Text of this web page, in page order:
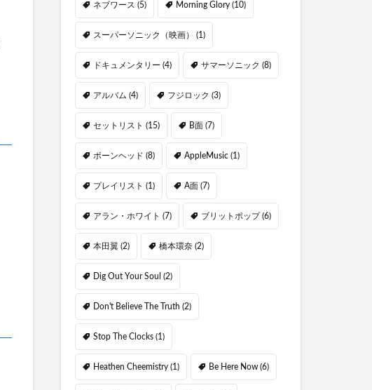
ネブワース (5) Morning Glory (10)
スーパーソニック（映画） (1)
ドキュメンタリー (4) サマーソニック (8)
アルバム (4) フジロック (3)
セットリスト (15) B面 (7)
ボーンヘッド (8) AppleMusic (1)
プレイリスト (1) A面 (7)
アラン・ホワイト (7) ブリットポップ(6)
本田翼 (2) 橋本環奈 (2)
Dig Out Your Soul (2)
Don't Believe The Truth (2)
Stop The Clocks (1)
Heathen Cheemistry (1) Be Here Now(6)